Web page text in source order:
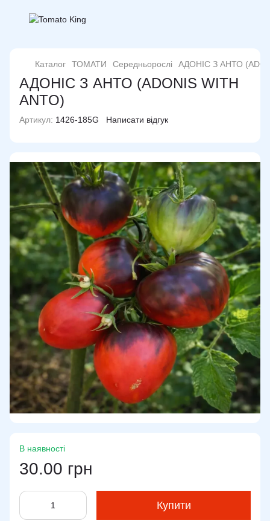
Каталог ТОМАТИ Середньорослі АДОНІС З АНТО
АДОНІС З АНТО (ADONIS WITH
ANTO)
Артикул: 1426-185G Написати відгук
В наявності
30.00 грн
Купити